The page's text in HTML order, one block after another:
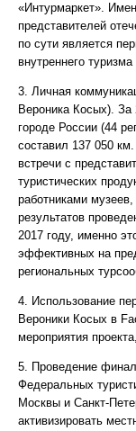
«Интурмаркет».
представителей
по сути является
внутреннего
3. Личная
Вероника Косых).
городе России (44
составил 137 050
встречи с
туристических
работниками
результатов
2017 году, именно
эффективных на
региональных
4. Использование
Вероники Косых в
мероприятия
5. Проведение
Федеральных
Москвы и Санкт-
активизировать